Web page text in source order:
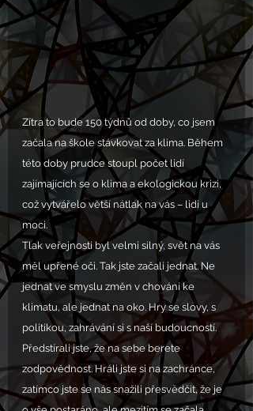
Zítra to bude 150 týdnů od doby, co jsem
začala na škole stávkovat za klima. Během
této doby prudce stoupl počet lidí
zajímajících se o klima a ekologickou krizi,
což vytvářelo větší nátlak na vás – lidi u
moci.
Tlak veřejnosti byl velmi silný, svět na vás
měl upřené oči. Tak jste začali jednat. Ne
jednat ve smyslu změn v chování ke
klimatu, ale jednat na oko. Hry se slovy, s
politikou, zahrávání si s naší budoucností.
Předstírali jste, že na sebe berete
zodpovědnost. Hráli jste si na zachránce,
zatímco jste se nás snažili přesvědčit, že je